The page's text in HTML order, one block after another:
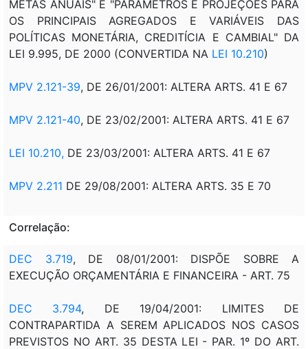
METAS ANUAIS" E "PARÂMETROS E PROJEÇÕES PARA
OS PRINCIPAIS AGREGADOS E VARIÁVEIS DAS
POLÍTICAS MONETÁRIA, CREDITÍCIA E CAMBIAL" DA
LEI 9.995, DE 2000 (CONVERTIDA NA LEI 10.210)
MPV 2.121-39, DE 26/01/2001: ALTERA ARTS. 41 E 67
MPV 2.121-40, DE 23/02/2001: ALTERA ARTS. 41 E 67
LEI 10.210, DE 23/03/2001: ALTERA ARTS. 41 E 67
MPV 2.211 DE 29/08/2001: ALTERA ARTS. 35 E 70
Correlação:
DEC 3.719, DE 08/01/2001: DISPÕE SOBRE A
EXECUÇÃO ORÇAMENTÁRIA E FINANCEIRA - ART. 75
DEC 3.794, DE 19/04/2001: LIMITES DE
CONTRAPARTIDA A SEREM APLICADOS NOS CASOS
PREVISTOS NO ART. 35 DESTA LEI - PAR. 1º DO ART.